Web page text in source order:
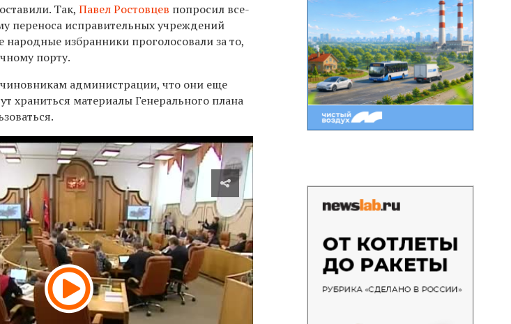
Так,Павел Ростовцев попросил все-
переноса исправительных учреждений
избранники проголосовали за то,
порту.
администрации, что они еще
храниться материалы Генерального плана